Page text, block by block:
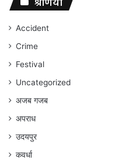
जारी
रहेगा
अंकित
गौरहा
Accident
Crime
Festival
Uncategorized
अजब गजब
अपराध
उदयपुर
कवर्धा